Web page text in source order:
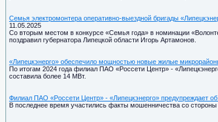
Семья электромонтера оперативно-выездной бригады
11.05.2025
Со вторым местом в конкурсе «Семья года» в номинации
поздравил губернатора Липецкой области Игорь Артамонов.
«Липецкэнерго» обеспечило мощностью новые жилые
По итогам 2024 года филиал ПАО «Россети Центр» -
составила более 14 МВт.
Филиал ПАО «Россети Центр» - «Липецкэнерго» предупреждает
В последнее время участились факты мошенничества со